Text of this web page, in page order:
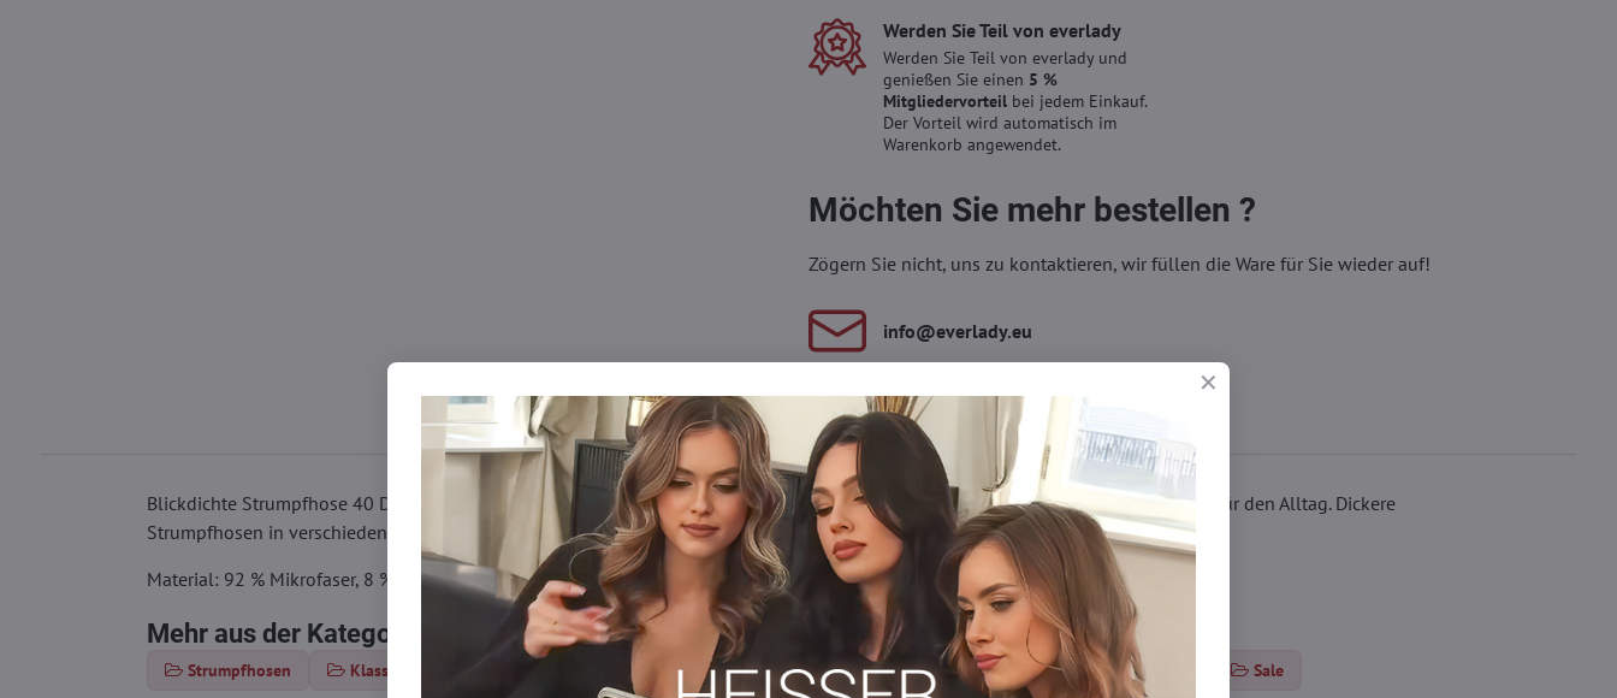
Werden Sie Teil von everlady
Werden Sie Teil von everlady und
genießen Sie einen 5 %
Mitgliedervorteilbei jedem Einkauf.
Der Vorteil wird automatisch im
Warenkorb angewendet.
Möchten Sie mehr bestellen ?
Zögern Sie nicht, uns zu kontaktieren, wir füllen die Ware für Sie wieder auf!
info​​@everlady​​.eu
Beschreibung Bewertungen 0 Diskussion
Blickdichte Strumpfhose 40 DEN ohne verstärkten Sitz, geeignet für kältere Tage, super angenehmes Material im Griff - Mikrofaser, für den Alltag. Dickere
Strumpfhosen in verschiedenen Farben.
Material: 92 % Mikrofaser, 8 % Polyamid, Dicke: 40 DEN
Mehr aus der Kategorie
Strumpfhosen Klassische Strumpfhosen Warme Strumpfhosen Strumpfhosen 30-40 DEN Strumpfhosen DEN Sale